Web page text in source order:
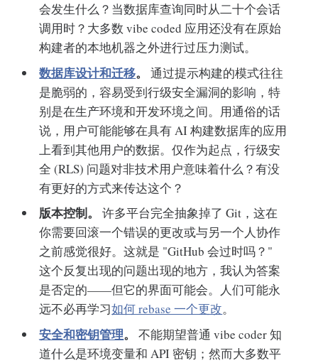
会发生什么？当数据库查询同时从二十个会话
调用时？大多数 vibe coded 应用还没有在原始
构建者的本地机器之外进行过压力测试。
数据库设计和迁移。
通过提示构建的模式往往
是脆弱的，容易受到行级安全漏洞的影响，特
别是在生产环境和开发环境之间。用通俗的话
说，用户可能能够在具有 AI 构建数据库的应用
上看到其他用户的数据。仅作为起点，行级安
全 (RLS) 问题对非技术用户意味着什么？有没
有更好的方式来传达这个？
版本控制。
许多平台完全抽象掉了 Git，这在
你需要回滚一个错误的更改或与另一个人协作
之前感觉很好。这就是 "GitHub 会过时吗？"
这个反复出现的问题出现的地方，我认为答案
是否定的——但它的界面可能会。人们可能永
远不必再学习如何 rebase 一个更改。
安全和密钥管理。
不能期望普通 vibe coder 知
道什么是环境变量和 API 密钥；然而大多数平